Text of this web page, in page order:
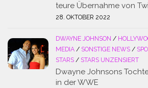
teure Übernahme von
28. OKTOBER 2022
DWAYNE JOHNSON /
MEDIA / SONSTIGE NEWS /
STARS / STARS UNZENSIERT
Dwayne Johnsons
in der WWE